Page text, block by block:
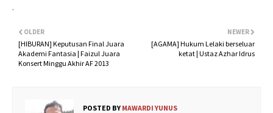
.
NEWER
[AGAMA] Hukum Lelaki berseluar
ketat | Ustaz Azhar Idrus
OLDER
[HIBURAN] Keputusan Final Juara
Akademi Fantasia | Faizul Juara
Konsert Minggu Akhir AF 2013
POSTED BY MAWARDI YUNUS